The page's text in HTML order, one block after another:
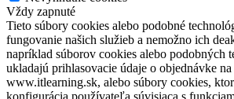
Vždy zapnuté
Tieto súbory cookies alebo podobné
fungovanie našich služieb a nemožno ich
napríklad súborov cookies alebo podobných
ukladajú prihlasovacie údaje o objednávke
www.itlearning.sk, alebo súbory cookies,
konfigurácia používateľa súvisiaca s